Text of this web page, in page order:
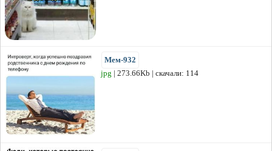
Мем-932
jpg | 273.66Kb | скачали: 114